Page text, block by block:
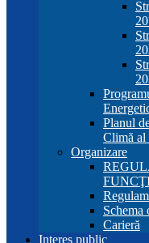
Planul
Climă
Organizare
Schema
Carieră
Interes public